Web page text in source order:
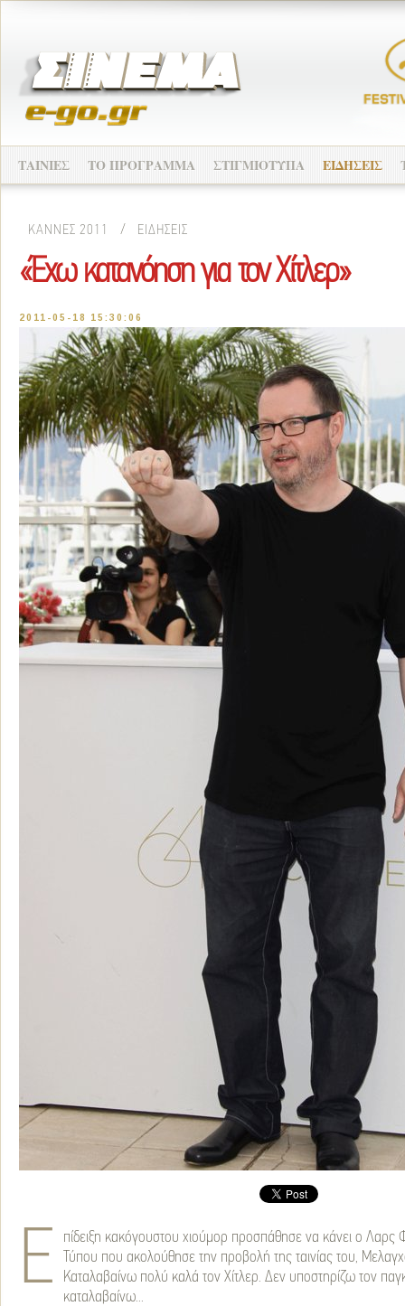
ΤΑΙΝΙΕΣ ΤΟ ΠΡΟΓΡΑΜΜΑ ΣΤΙΓΜΙΟΤΥΠΑ ΕΙΔΗΣΕΙΣ
ΚΑΝΝΕΣ 2011 / ΕΙΔΗΣΕΙΣ
«Έχω κατανόηση για τον Χίτλερ»
2011-05-18 15:30:06
Ε
πίδειξη κακόγουστου χιούμορ προσπάθησε να κάνει ο Λαρς
Τύπου που ακολούθησε την προβολή της ταινίας του,
Καταλαβαίνω πολύ καλά τον Χίτλερ. Δεν υποστηρίζω τον
καταλαβαίνω...